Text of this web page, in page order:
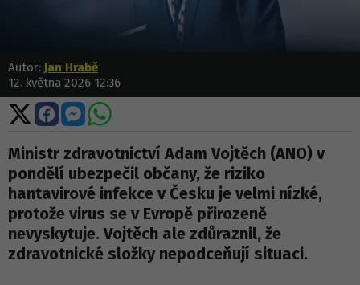
Autor: Jan Hrabě
12. května 2026 12:36
Sdílet
na
X
Sdílet
na
Facebooku
Sdílet
na
Messengeru
Sdílet
WhatsApp
Ministr zdravotnictví Adam Vojtěch (ANO) v
pondělí ubezpečil občany, že riziko
hantavirové infekce v Česku je velmi nízké,
protože virus se v Evropě přirozeně
nevyskytuje. Vojtěch ale zdůraznil, že
zdravotnické složky nepodceňují situaci.